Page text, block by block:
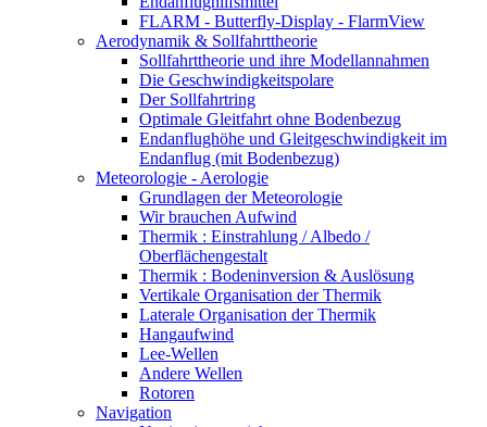
FLARM - Butterfly-Display - FlarmView
Aerodynamik & Sollfahrttheorie
Sollfahrttheorie und ihre Modellannahmen
Die Geschwindigkeitspolare
Der Sollfahrtring
Optimale Gleitfahrt ohne Bodenbezug
Endanflughöhe und Gleitgeschwindigkeit im
Endanflug (mit Bodenbezug)
Meteorologie - Aerologie
Grundlagen der Meteorologie
Wir brauchen Aufwind
Thermik : Einstrahlung / Albedo /
Oberflächengestalt
Thermik : Bodeninversion & Auslösung
Vertikale Organisation der Thermik
Laterale Organisation der Thermik
Hangaufwind
Lee-Wellen
Andere Wellen
Rotoren
Navigation